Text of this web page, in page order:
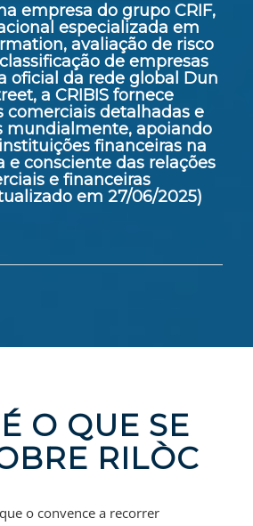
empresa do grupo CRIF,
especializada em
avaliação de risco
de empresas
oficial da rede global Dun
a CRIBIS fornece
comerciais detalhadas e
mundialmente, apoiando
financeiras na
e consciente das relações
e financeiras
em 27/06/2025)
O QUE SE
RILÒC
o convence a recorrer